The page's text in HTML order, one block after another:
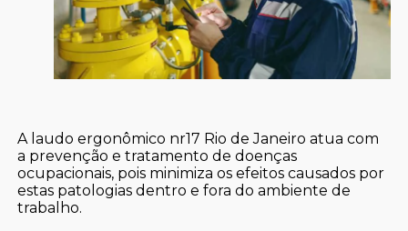
A laudo ergonômico nr17 Rio de Janeiro atua com
a prevenção e tratamento de doenças
ocupacionais, pois minimiza os efeitos causados por
estas patologias dentro e fora do ambiente de
trabalho.